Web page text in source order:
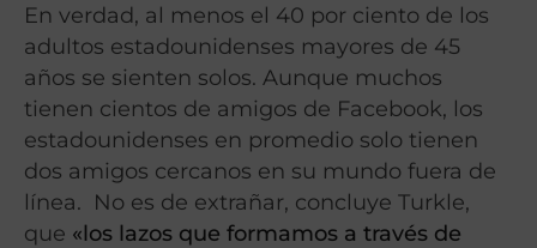
En verdad, al menos el 40 por ciento de los
adultos estadounidenses mayores de 45
años se sienten solos. Aunque muchos
tienen cientos de amigos de Facebook, los
estadounidenses en promedio solo tienen
dos amigos cercanos en su mundo fuera de
línea. No es de extrañar, concluye Turkle,
que «los lazos que formamos a través de